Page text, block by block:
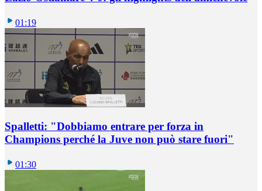
01:19
Spalletti: "Dobbiamo entrare per forza in
Champions perché la Juve non può stare fuori"
01:30